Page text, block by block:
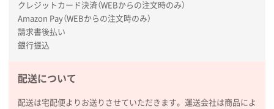
クレジットカード決済（WEBからの注文時のみ）
Amazon Pay（WEBからの注文時のみ）
請求書後払い
銀行振込
配送について
配送は宅配便よりお送りさせていただきます。運送会社は商品によ